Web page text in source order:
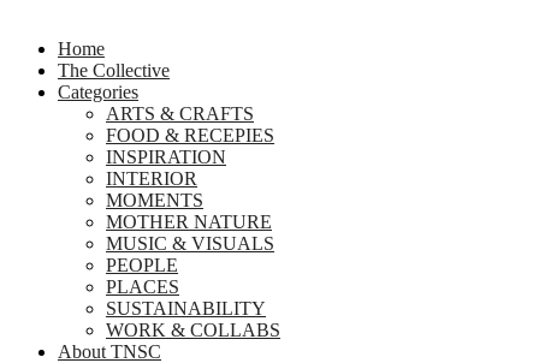
Home
The Collective
Categories
ARTS & CRAFTS
FOOD & RECEPIES
INSPIRATION
INTERIOR
MOMENTS
MOTHER NATURE
MUSIC & VISUALS
PEOPLE
PLACES
SUSTAINABILITY
WORK & COLLABS
About TNSC